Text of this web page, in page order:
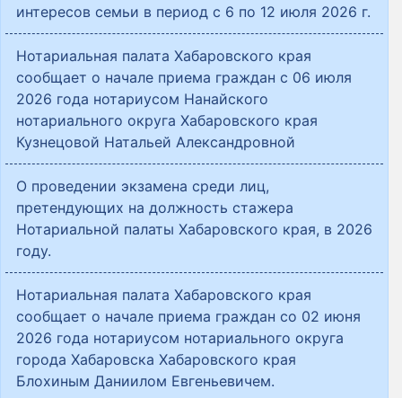
интересов семьи в период с 6 по 12 июля 2026 г.
Нотариальная палата Хабаровского края
сообщает о начале приема граждан с 06 июля
2026 года нотариусом Нанайского
нотариального округа Хабаровского края
Кузнецовой Натальей Александровной
О проведении экзамена среди лиц,
претендующих на должность стажера
Нотариальной палаты Хабаровского края, в 2026
году.
Нотариальная палата Хабаровского края
сообщает о начале приема граждан со 02 июня
2026 года нотариусом нотариального округа
города Хабаровска Хабаровского края
Блохиным Даниилом Евгеньевичем.